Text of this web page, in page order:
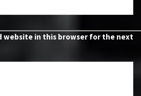
website in this browser for the next